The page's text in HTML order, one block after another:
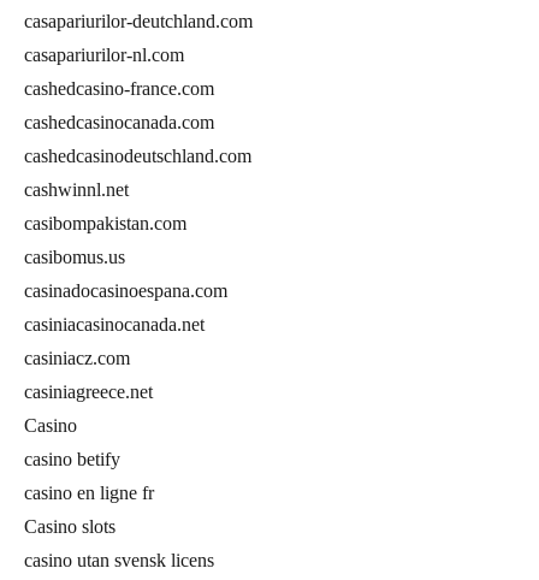
casapariurilor-deutchland.com
casapariurilor-nl.com
cashedcasino-france.com
cashedcasinocanada.com
cashedcasinodeutschland.com
cashwinnl.net
casibompakistan.com
casibomus.us
casinadocasinoespana.com
casiniacasinocanada.net
casiniacz.com
casiniagreece.net
Casino
casino betify
casino en ligne fr
Casino slots
casino utan svensk licens